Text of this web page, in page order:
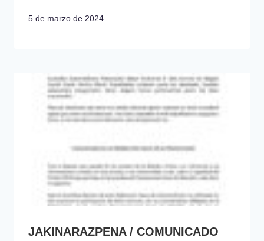
5 de marzo de 2024
JAKINARAZPENA / COMUNICADO